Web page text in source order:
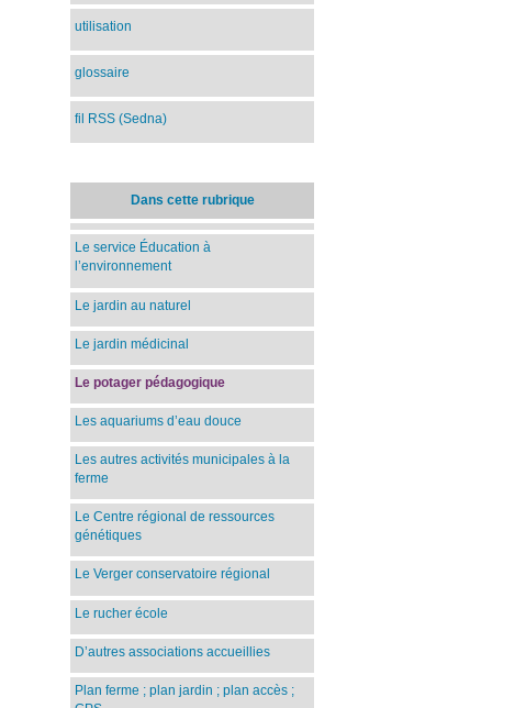
utilisation
glossaire
fil RSS (Sedna)
Dans cette rubrique
Le service Éducation à
l’environnement
Le jardin au naturel
Le jardin médicinal
Le potager pédagogique
Les aquariums d’eau douce
Les autres activités municipales à la
ferme
Le Centre régional de ressources
génétiques
Le Verger conservatoire régional
Le rucher école
D’autres associations accueillies
Plan ferme ; plan jardin ; plan accès ;